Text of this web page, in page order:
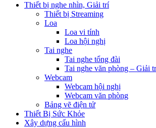
Thiết bị nghe nhìn, Giải trí
Thiết bị Streaming
Loa
Loa vi tính
Loa hội nghị
Tai nghe
Tai nghe tổng đài
Tai nghe văn phòng – Giải
Webcam
Webcam hội nghị
Webcam văn phòng
Bảng vẽ điện tử
Thiết Bị Sức Khỏe
Xây dựng cấu hình